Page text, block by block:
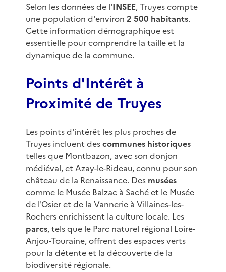
Selon les données de l'INSEE, Truyes compte
une population d'environ 2 500 habitants.
Cette information démographique est
essentielle pour comprendre la taille et la
dynamique de la commune.
Points d'Intérêt à
Proximité de Truyes
Les points d'intérêt les plus proches de
Truyes incluent descommunes historiques
telles que Montbazon, avec son donjon
médiéval, et Azay-le-Rideau, connu pour son
château de la Renaissance. Des musées
comme le Musée Balzac à Saché et le Musée
de l'Osier et de la Vannerie à Villaines-les-
Rochers enrichissent la culture locale. Les
parcs, tels que le Parc naturel régional Loire-
Anjou-Touraine, offrent des espaces verts
pour la détente et la découverte de la
biodiversité régionale.